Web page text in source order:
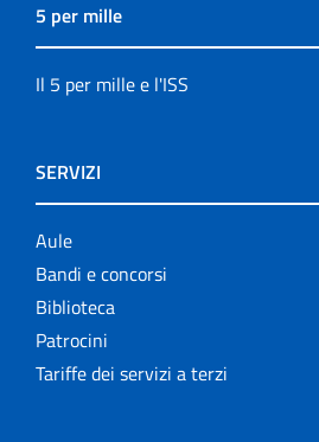
5 per mille
Il 5 per mille e l'ISS
SERVIZI
Aule
Bandi e concorsi
Biblioteca
Patrocini
Tariffe dei servizi a terzi